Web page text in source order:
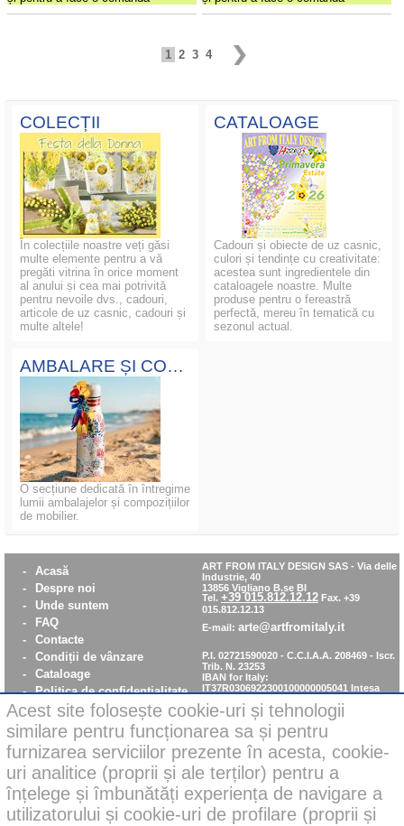
1 2 3 4
COLECȚII
În colecțiile noastre veți găsi
multe elemente pentru a vă
pregăti vitrina în orice moment
al anului și cea mai potrivită
pentru nevoile dvs., cadouri,
articole de uz casnic, cadouri și
multe altele!
CATALOAGE
Cadouri și obiecte de uz casnic,
culori și tendințe cu creativitate:
acestea sunt ingredientele din
cataloagele noastre. Multe
produse pentru o fereastră
perfectă, mereu în tematică cu
sezonul actual.
AMBALARE ȘI COMPOZIȚII
O secțiune dedicată în întregime
lumii ambalajelor și compozițiilor
de mobilier.
-
Acasă
-
Despre noi
-
Unde suntem
-
FAQ
-
Contacte
-
Condiții de vânzare
-
Cataloage
- Politica de confidentialitate
- Notificare – Poștă clasică
- Cookie policy
WhistleBlowing
- Parità di Genere
ART FROM ITALY DESIGN SAS - Via delle
Industrie, 40
13856 Vigliano B.se BI
Tel. +39 015.812.12.12 Fax. +39
015.812.12.13
E-mail: arte@artfromitaly.it
P.I. 02721590020 - C.C.I.A.A. 208469 - Iscr.
Trib. N. 23253
IBAN for Italy:
IT37R0306922300100000005041 Intesa
IBAN pentru alte țări:
IT37R0306922300100000005041
San Paolo
Nou: plăți sigure pe
Acest site folosește cookie-uri și tehnologii
similare pentru funcționarea sa și pentru
furnizarea serviciilor prezente în acesta, cookie-
uri analitice (proprii și ale terților) pentru a
înțelege și îmbunătăți experiența de navigare a
utilizatorului și cookie-uri de profilare (proprii și